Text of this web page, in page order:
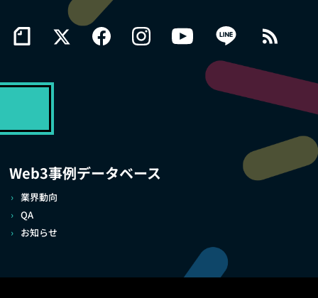
Web3事例データベース
業界動向
QA
お知らせ